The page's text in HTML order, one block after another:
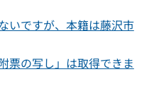
いですが、本籍は藤沢市
票の写し」は取得できま